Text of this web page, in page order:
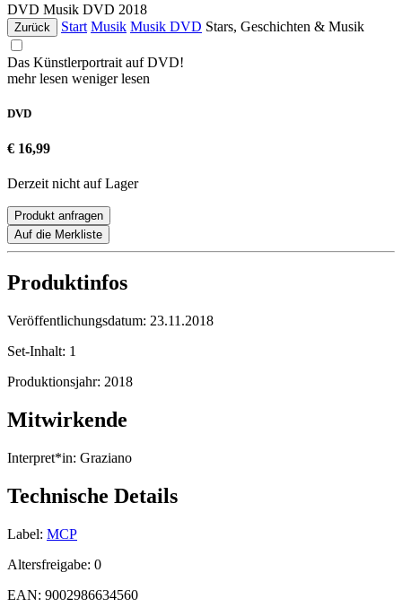
DVD Musik DVD 2018
Zurück Start Musik Musik DVD Stars, Geschichten & Musik
Das Künstlerportrait auf DVD!
mehr lesen weniger lesen
DVD
€ 16,99
Derzeit nicht auf Lager
Produkt anfragen
Auf die Merkliste
Produktinfos
Veröffentlichungsdatum: 23.11.2018
Set-Inhalt: 1
Produktionsjahr: 2018
Mitwirkende
Interpret*in: Graziano
Technische Details
Label: MCP
Altersfreigabe: 0
EAN: 9002986634560